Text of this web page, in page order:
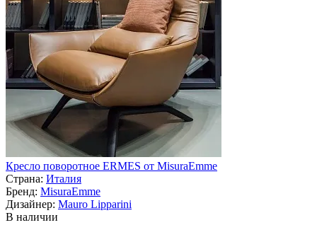
Кресло поворотное ERMES от MisuraEmme
Страна: Италия
Бренд: MisuraEmme
Дизайнер: Mauro Lipparini
В наличии